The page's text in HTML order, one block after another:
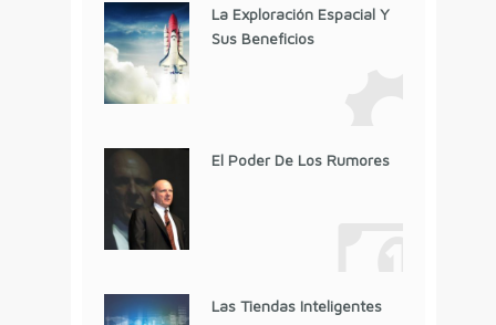
La Exploración Espacial Y
Sus Beneficios
El Poder De Los Rumores
Las Tiendas Inteligentes